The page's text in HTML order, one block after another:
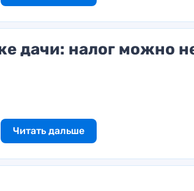
дачи: налог можно
Читать дальше